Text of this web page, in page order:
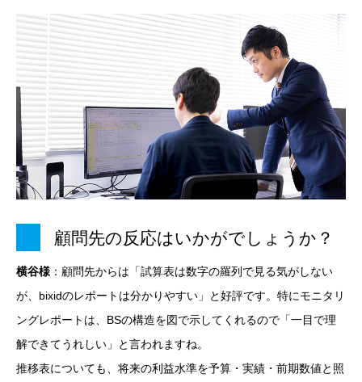
顧問先の反応はいかがでしょうか？
横谷様 ：顧問先からは「試算表は数字の羅列で見る気がしない
が、bixidのレポートは分かりやすい」と好評です。特にモニタリ
ングレポートは、BSの構造を図で示してくれるので「一目で理
解できてうれしい」と言われますね。
推移表についても、将来の利益水準を予算・実績・前期数値と照